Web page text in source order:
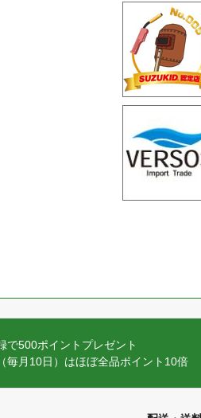
で500ポイントプレゼント
毎月10日）はほぼ全品ポイント10倍